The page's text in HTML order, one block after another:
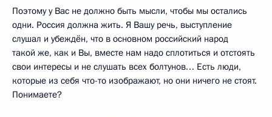
Поэтому у Вас не должно быть мысли, чтобы мы остались
одни. Россия должна жить. Я Вашу речь, выступление
слушал и убеждён, что в основном российский народ
такой же, как и Вы, вместе нам надо сплотиться и отстоять
свои интересы и не слушать всех болтунов… Есть люди,
которые из себя что-то изображают, но они ничего не стоят.
Понимаете?